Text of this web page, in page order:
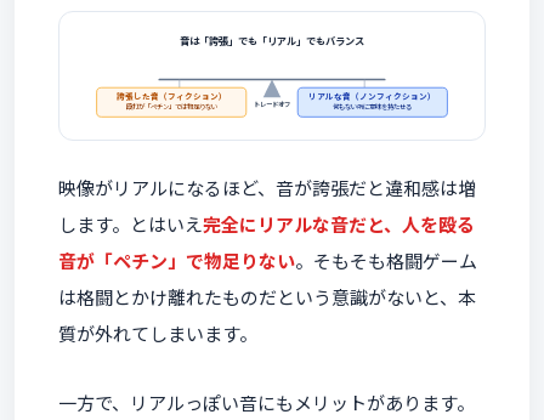
音は「誇張」でも「リアル」でもバランス
トレードオフ
誇張した音（フィクション）
殴打が「ペチン」では物足りない
リアルな音（ノンフィクション）
何もない所に意味を持たせる
映像がリアルになるほど、音が誇張だと違和感は増
します。とはいえ完全にリアルな音だと、人を殴る
音が「ペチン」で物足りない。そもそも格闘ゲーム
は格闘とかけ離れたものだという意識がないと、本
質が外れてしまいます。
一方で、リアルっぽい音にもメリットがあります。